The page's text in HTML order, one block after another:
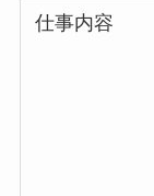
仕事内容